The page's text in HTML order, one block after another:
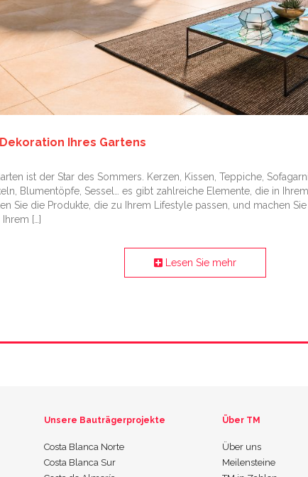
Ihres Gartens
ist der Star des Sommers. Kerzen, Kissen, Teppiche,
Blumentöpfe, Sessel… es gibt zahlreiche Elemente, die in
Sie die Produkte, die zu Ihrem Lifestyle passen, und machen
[…]
Lesen Sie mehr
Unsere Bauträgerprojekte
Costa Blanca Norte
Costa Blanca Sur
Über TM
Über uns
Meilensteine